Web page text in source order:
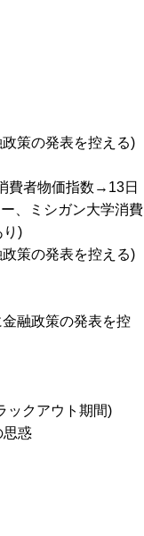
策の発表を控える)
費者物価指数→13日
、ミシガン大学消費
り)
策の発表を控える)
融政策の発表を控
ックアウト期間)
思惑